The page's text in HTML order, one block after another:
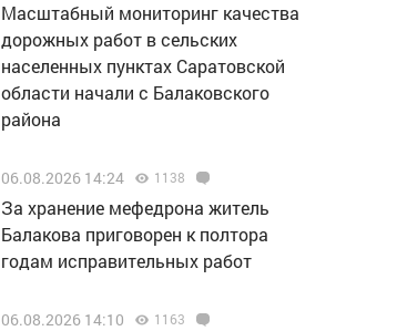
Масштабный мониторинг качества
дорожных работ в сельских
населенных пунктах Саратовской
области начали с Балаковского
района
06.08.2026 14:24 1138
За хранение мефедрона житель
Балакова приговорен к полтора
годам исправительных работ
06.08.2026 14:10 1163